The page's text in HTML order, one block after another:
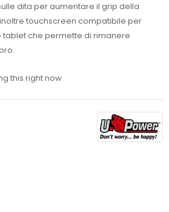
dita per aumentare il grip della
touchscreen compatibile per
tablet che permette di rimanere
this right now